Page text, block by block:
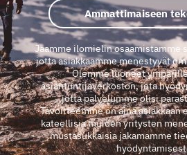
Ammattimaiseen
Jaamme ilomielin osaamistamme
jotta asiakkaamme menestyvät
Olemme luoneet
asiantuntijaverkoston, jota
jotta palvelumme olisi
Tavoitteemme on aina asiakkaan
kateellisia muiden yritysten
mustasukkaisia jakamamme